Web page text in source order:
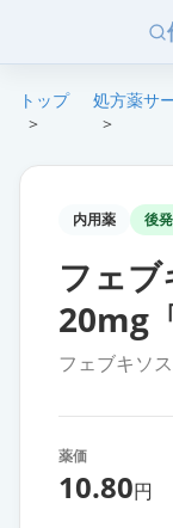
トップ
>
処方薬サ
>
内用薬 後
フェ
20mg
フェブキソ
薬価
10.80円